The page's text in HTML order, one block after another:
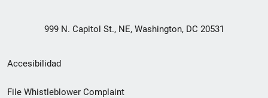
999 N. Capitol St., NE, Washington, DC 20531
Menú
de
Accesibilidad
File Whistleblower Complaint